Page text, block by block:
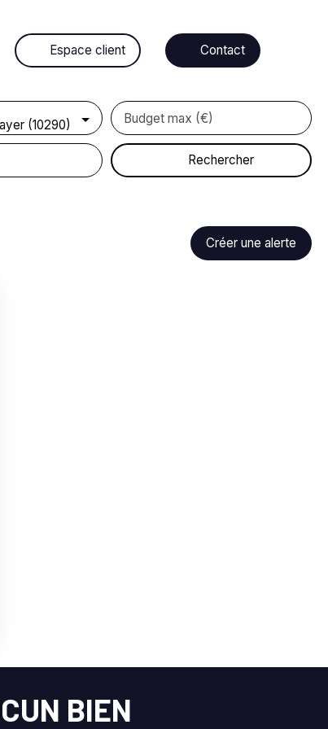
Espace client Contact
(10290) Budget max (€)
Rechercher
Créer une alerte
BIEN